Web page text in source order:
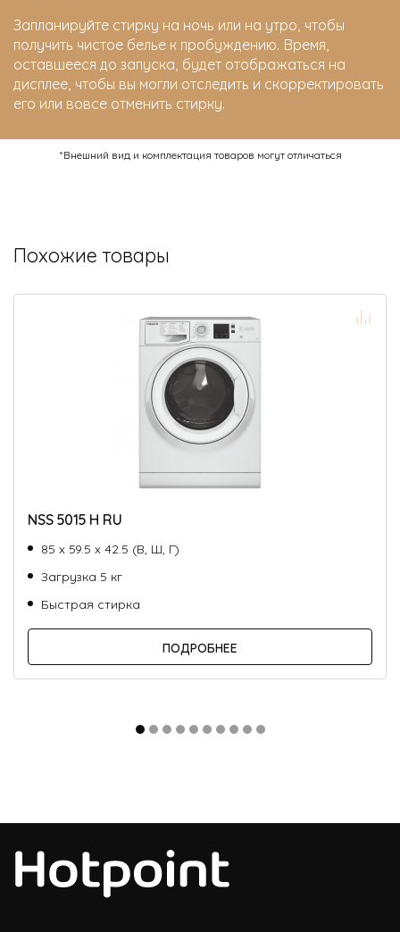
Запланируйте стирку на ночь или на утро, чтобы
получить чистое белье к пробуждению. Время,
оставшееся до запуска, будет отображаться на
дисплее, чтобы вы могли отследить и скорректировать
его или вовсе отменить стирку.
*Внешний вид и комплектация товаров могут отличаться
Похожие товары
NSS 5015 H RU
85 х 59.5 х 42.5 (В, Ш, Г)
Загрузка 5 кг
Быстрая стирка
ПОДРОБНЕЕ